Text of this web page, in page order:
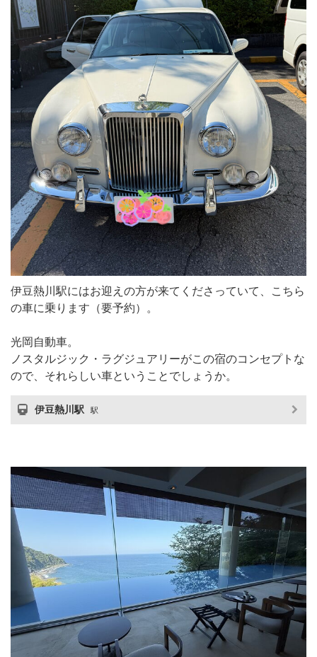
伊豆熱川駅にはお迎えの方が来てくださっていて、こちら
の車に乗ります（要予約）。
光岡自動車。
ノスタルジック・ラグジュアリーがこの宿のコンセプトな
ので、それらしい車ということでしょうか。
伊豆熱川駅 駅